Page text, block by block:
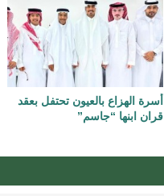
أسرة الهزاع بالعيون تحتفل بعقد
قران ابنها “جاسم”